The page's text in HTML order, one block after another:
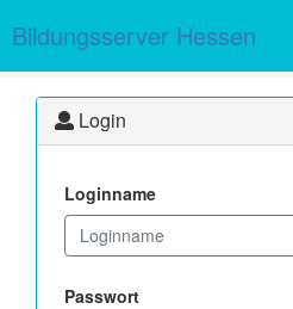
Bildungsserver Hessen
Login
Loginname
Passwort